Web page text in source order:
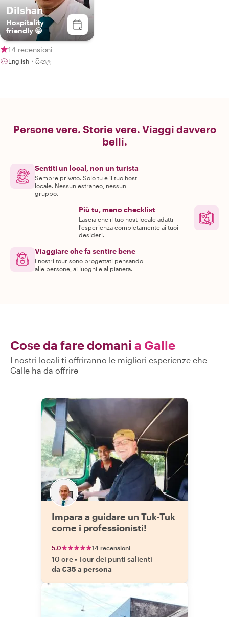
Dilshan
Hospitality
friendly 😁
14 recensioni
English・සිංහල
Persone vere. Storie vere. Viaggi davvero
belli.
Sentiti un local, non un turista
Sempre privato. Solo tu e il tuo host
locale. Nessun estraneo, nessun
gruppo.
Più tu, meno checklist
Lascia che il tuo host locale adatti
l'esperienza completamente ai tuoi
desideri.
Viaggiare che fa sentire bene
I nostri tour sono progettati pensando
alle persone, ai luoghi e al pianeta.
Cose da fare domani a Galle
I nostri locali ti offriranno le migliori esperienze che
Galle ha da offrire
Impara a guidare un Tuk-Tuk
come i professionisti!
5.0 14 recensioni
10 ore•Tour dei punti salienti
da €35 a persona